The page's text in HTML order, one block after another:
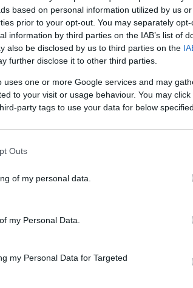
based on personal information utilized by us
prior to your opt-out. You may separately
information by third parties on the IAB’s list of
also be disclosed by us to third parties on the
further disclose it to other third parties.
uses one or more Google services and may
to your visit or usage behaviour. You may
party tags to use your data for below
Outs
of my personal data.
my Personal Data.
my Personal Data for Targeted
αναζήτηση τηςGoogle